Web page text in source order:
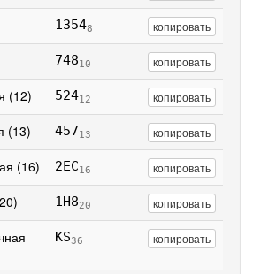
13548 копировать
74810 копировать
(12) 52412 копировать
(13) 45713 копировать
(16) 2EC16 копировать
1H820 копировать
KS36 копировать